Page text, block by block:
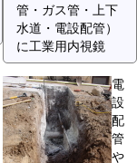
管・ガス管・上下
水道・電設配管）
に工業用内視鏡
電
設
配
管
や